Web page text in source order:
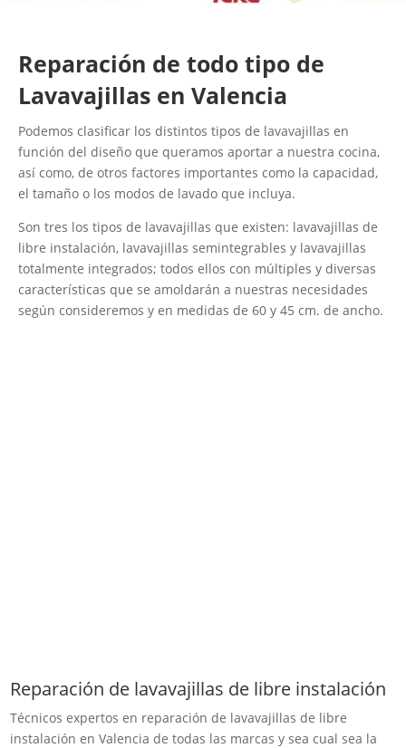
Reparación de todo tipo de
Lavavajillas en Valencia
Podemos clasificar los distintos tipos de lavavajillas en
función del diseño que queramos aportar a nuestra cocina,
así como, de otros factores importantes como la capacidad,
el tamaño o los modos de lavado que incluya.
Son tres los tipos de lavavajillas que existen: lavavajillas de
libre instalación, lavavajillas semintegrables y lavavajillas
totalmente integrados; todos ellos con múltiples y diversas
características que se amoldarán a nuestras necesidades
según consideremos y en medidas de 60 y 45 cm. de ancho.
Reparación de lavavajillas de libre instalación
Técnicos expertos en reparación de lavavajillas de libre
instalación en Valencia de todas las marcas y sea cual sea la